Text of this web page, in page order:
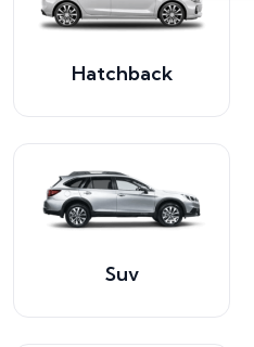
Hatchback
Suv